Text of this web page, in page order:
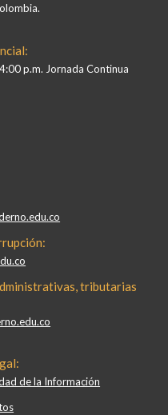
p.m. Jornada Continua
tributarias
de la Información